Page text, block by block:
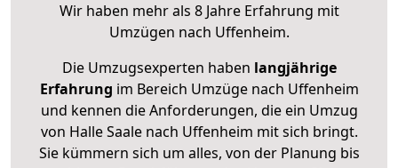
Wir haben mehr als 8 Jahre Erfahrung mit
Umzügen nach Uffenheim.
Die Umzugsexperten haben langjährige
Erfahrung im Bereich Umzüge nach Uffenheim
und kennen die Anforderungen, die ein Umzug
von Halle Saale nach Uffenheim mit sich bringt.
Sie kümmern sich um alles, von der Planung bis